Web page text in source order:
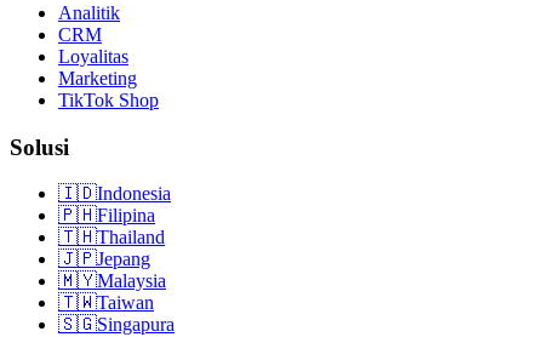
Analitik
CRM
Loyalitas
Marketing
TikTok Shop
Solusi
🇮🇩Indonesia
🇵🇭Filipina
🇹🇭Thailand
🇯🇵Jepang
🇲🇾Malaysia
🇹🇼Taiwan
🇸🇬Singapura